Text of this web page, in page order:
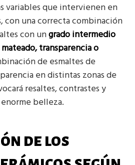
variables que intervienen en
con una correcta combinación
con ungrado intermedio
transparencia o
de esmaltes de
en distintas zonas de
resaltes, contrastes y
belleza.
de los